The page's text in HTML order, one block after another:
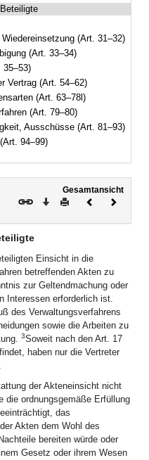
(Art. 31–32)
(Art. 33–34)
35–53)
Vertrag (Art. 54–62)
(Art. 63–78l)
(Art. 79–80)
Ausschüsse (Art. 81–93)
94–99)
Gesamtansicht
Download
DruckenVorheriges
Einsicht in die
betreffenden Akten zu
zur Geltendmachung oder
Interessen erforderlich ist.
des Verwaltungsverfahrens
sowie die Arbeiten zu
3Soweit nach den Art. 17
haben nur die Vertreter
der Akteneinsicht nicht
die ordnungsgemäße Erfüllung
das
Akten dem Wohl des
bereiten würde oder
Gesetz oder ihrem Wesen